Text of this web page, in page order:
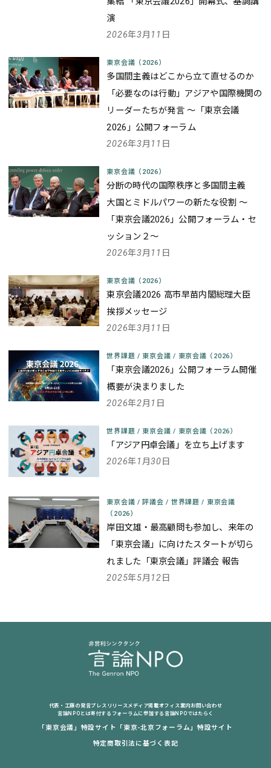
演
2026年3月11日
東京会議（2026）
多国間主義はどこから立て直せるのか
――「必要なのは行動」アジアや国際機関の
リーダーたちが発言 ～「東京会議
2026」公開フォーラム
2026年3月11日
東京会議（2026）
分断の時代の国際秩序と多国間主義
大国とミドルパワーの新たな役割 ～
「東京会議2026」公開フォーラム・セ
ッション２～
2026年3月11日
東京会議（2026）
東京会議2026 高市早苗内閣総理大臣
挨拶メッセージ
2026年3月11日
世界課題 / 東京会議/ 東京会議（2026）
「東京会議2026」公開フォーラム開催
概要が決まりました
2026年2月1日
世界課題 / 東京会議/ 東京会議（2026）
「アジア円卓会議」を立ち上げます
2026年1月30日
東京会議 / 評議会/ 世界課題/ 東京会議
（2026）
岸田文雄・最高顧問も参加し、来年の
「東京会議」に向けたスタートが切ら
れました 「東京会議」評議会 報告
2025年5月12日
代表・工藤の発言プレスリリース メディア掲載オフィス案内 お問い合わせ
言論NPOとは寄付する フォーラムに参加する 言論NPOではたらく
「東京会議」特設サイト
「東京-北京フォーラム」特設サイト
特定商取引法に基づく表記